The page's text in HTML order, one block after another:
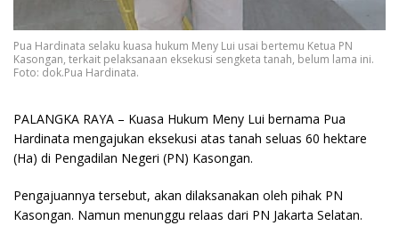
Pua Hardinata selaku kuasa hukum Meny Lui usai bertemu Ketua PN
Kasongan, terkait pelaksanaan eksekusi sengketa tanah, belum lama ini.
Foto: dok.Pua Hardinata.
PALANGKA RAYA – Kuasa Hukum Meny Lui bernama Pua
Hardinata mengajukan eksekusi atas tanah seluas 60 hektare
(Ha) di Pengadilan Negeri (PN) Kasongan.
Pengajuannya tersebut, akan dilaksanakan oleh pihak PN
Kasongan. Namun menunggu relaas dari PN Jakarta Selatan.